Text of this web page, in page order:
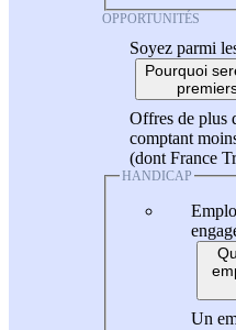
OPPORTUNITÉS
Soyez parmi
Pourquoi
Offres de plus
comptant
(dont France
HANDICAP
Un